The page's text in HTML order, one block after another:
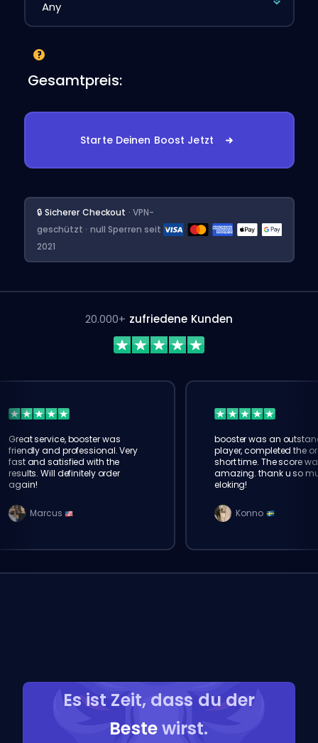
Gesamtpreis:
Starte Deinen Boost Jetzt
🔒 Sicherer Checkout · VPN-
geschützt · null Sperren seit
2021
20.000+ zufriedene Kunden
Great service, booster was
friendly and professional. Very
fast and satisfied with the
results. Will definitely order
again!
Marcus
booster was an
player, completed the
short time. The score
amazing. thank u so
eloking!
Konno
Es ist Zeit, dass du der
Bestewirst.